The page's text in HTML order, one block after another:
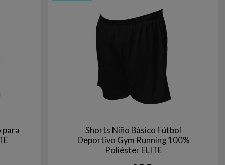
para
Shorts Niño Básico Fútbol
Deportivo Gym Running 100%
Poliéster ELITE